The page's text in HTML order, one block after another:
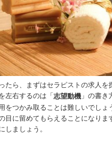
たら、まずはセラピストの求人
左右するのは「志望動機 」の書き
をつかみ取ることは難しいでし
目に留めてもらえることになり
しましょう。